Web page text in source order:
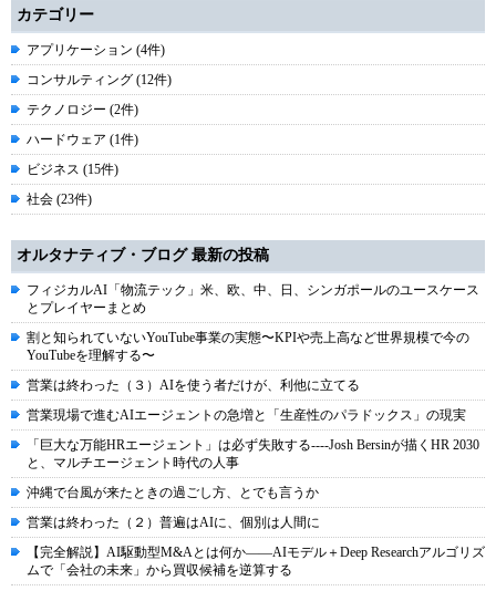
カテゴリー
アプリケーション (4件)
コンサルティング (12件)
テクノロジー (2件)
ハードウェア (1件)
ビジネス (15件)
社会 (23件)
オルタナティブ・ブログ 最新の投稿
フィジカルAI「物流テック」米、欧、中、日、シンガポールのユースケース
とプレイヤーまとめ
割と知られていないYouTube事業の実態〜KPIや売上高など世界規模で今の
YouTubeを理解する〜
営業は終わった（３）AIを使う者だけが、利他に立てる
営業現場で進むAIエージェントの急増と「生産性のパラドックス」の現実
「巨大な万能HRエージェント」は必ず失敗する----Josh Bersinが描くHR 2030
と、マルチエージェント時代の人事
沖縄で台風が来たときの過ごし方、とでも言うか
営業は終わった（２）普遍はAIに、個別は人間に
【完全解説】AI駆動型M&Aとは何か――AIモデル＋Deep Researchアルゴリズ
ムで「会社の未来」から買収候補を逆算する